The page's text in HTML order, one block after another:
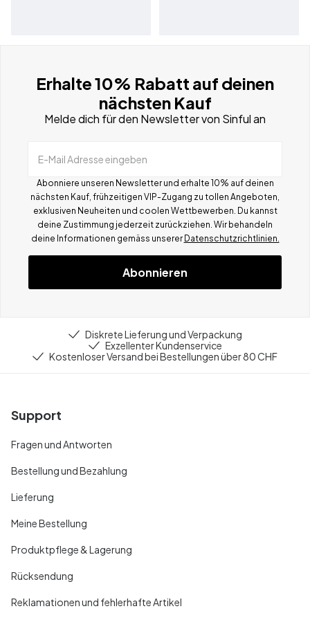
Erhalte 10% Rabatt auf deinen
nächsten Kauf
Melde dich für den Newsletter von Sinful an
E-Mail Adresse eingeben
Abonniere unseren Newsletter und erhalte 10% auf deinen
nächsten Kauf, frühzeitigen VIP-Zugang zu tollen Angeboten,
exklusiven Neuheiten und coolen Wettbewerben. Du kannst
deine Zustimmung jederzeit zurückziehen. Wir behandeln
deine Informationen gemäss unserer Datenschutzrichtlinien.
Abonnieren
Diskrete Lieferung und Verpackung
Exzellenter Kundenservice
Kostenloser Versand bei Bestellungen über 80 CHF
Support
Fragen und Antworten
Bestellung und Bezahlung
Lieferung
Meine Bestellung
Produktpflege & Lagerung
Rücksendung
Reklamationen und fehlerhafte Artikel